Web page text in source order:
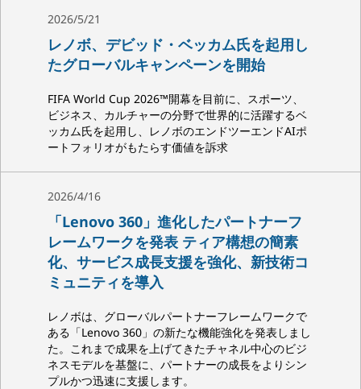
2026/5/21
レノボ、デビッド・ベッカム氏を起用し
たグローバルキャンペーンを開始
FIFA World Cup 2026™開幕を目前に、スポーツ、
ビジネス、カルチャーの分野で世界的に活躍するベ
ッカム氏を起用し、レノボのエンドツーエンドAIポ
ートフォリオがもたらす価値を訴求
2026/4/16
「Lenovo 360」進化したパートナーフ
レームワークを発表 ティア構想の簡素
化、サービス成長支援を強化、新技術コ
ミュニティを導入
レノボは、グローバルパートナーフレームワークで
ある「Lenovo 360」の新たな機能強化を発表しまし
た。これまで成果を上げてきたチャネル中心のビジ
ネスモデルを基盤に、パートナーの成長をよりシン
プルかつ迅速に支援します。